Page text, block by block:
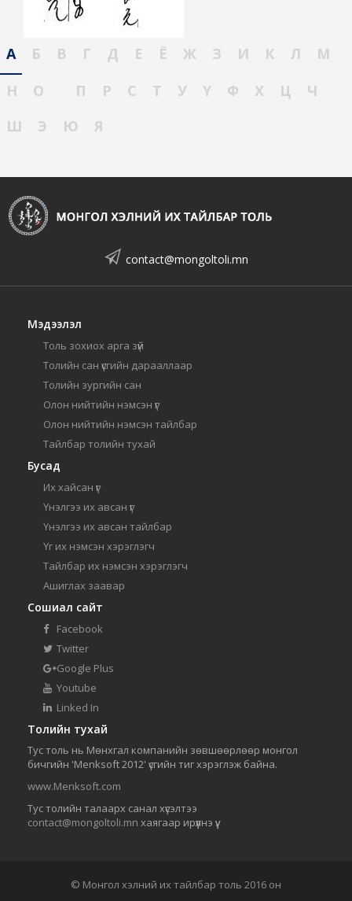
А Б В Г Д Е Ё Ж З И К Л
М
Н
О П Р С Т У Ү Ф Х Ц
Ч
Ш
Э Ю Я
contact@mongoltoli.mn
Мэдээлэл
Толь зохиох арга зүй
Толийн сан үсгийн дарааллаар
Толийн зургийн сан
Олон нийтийн нэмсэн үг
Олон нийтийн нэмсэн тайлбар
Тайлбар толийн тухай
Бусад
Их хайсан үг
Үнэлгээ их авсан үг
Үнэлгээ их авсан тайлбар
Үг их нэмсэн хэрэглэгч
Тайлбар их нэмсэн хэрэглэгч
Ашиглах заавар
Сошиал сайт
Facebook
Twitter
Google Plus
Youtube
Linked In
Толийн тухай
Тус толь нь Мөнхгал компанийн зөвшөөрлөөр монгол
бичгийн 'Menksoft 2012' үсгийн тиг хэрэглэж байна.
www.Menksoft.com
Тус толийн талаарх санал хүсэлтээ
contact@mongoltoli.mn хаягаар ирүүлнэ үү.
© Монгол хэлний их тайлбар толь 2016 он